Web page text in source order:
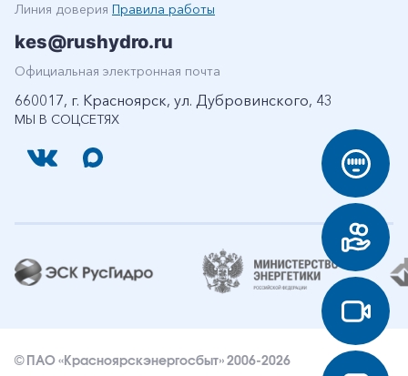
МЫ В СОЦСЕТЯХ
Линия доверия Правила работы
kes@rushydro.ru
Официальная электронная почта
660017, г. Красноярск, ул. Дубровинского, 43
© ПАО «Красноярскэнергосбыт» 2006-2026